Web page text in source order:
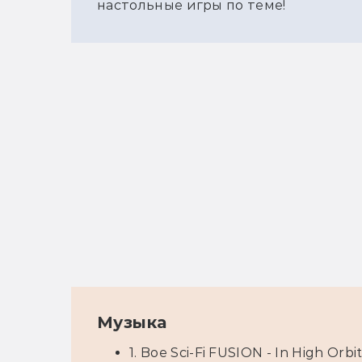
настольные игры по теме!
Музыка
1. Boe Sci-Fi FUSION - In High